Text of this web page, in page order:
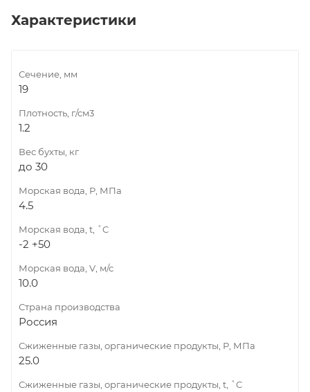
Характеристики
Сечение, мм
19
Плотность, г/см3
1.2
Вес бухты, кг
до 30
Морская вода, Р, МПа
4.5
Морская вода, t, ˚C
-2 +50
Морская вода, V, м/с
10.0
Страна производства
Россия
Сжиженные газы, органические продукты, Р, МПа
25.0
Сжиженные газы, органические продукты, t, ˚C